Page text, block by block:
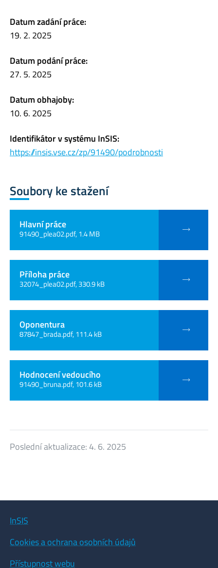
Datum zadání práce:
19. 2. 2025
Datum podání práce:
27. 5. 2025
Datum obhajoby:
10. 6. 2025
Identifikátor v systému InSIS:
https://insis.vse.cz/zp/91490/podrobnosti
Soubory ke stažení
Hlavní práce
91490_plea02.pdf, 1.4 MB
Příloha práce
32074_plea02.pdf, 330.9 kB
Oponentura
87847_brada.pdf, 111.4 kB
Hodnocení vedoucího
91490_bruna.pdf, 101.6 kB
Poslední aktualizace:4. 6. 2025
InSIS
Cookies a ochrana osobních údajů
Přístupnost webu